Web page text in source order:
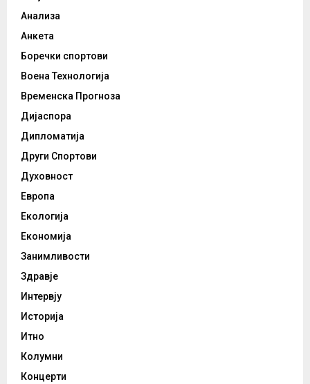
Анализа
Анкета
Боречки спортови
Воена Технологија
Временска Прогноза
Дијаспора
Дипломатија
Други Спортови
Духовност
Европа
Екологија
Економија
Занимливости
Здравје
Интервју
Историја
Итно
Колумни
Концерти